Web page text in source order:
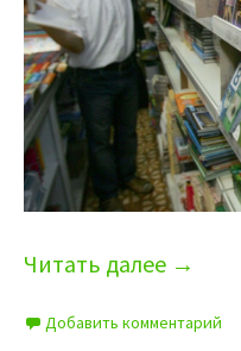
Читать далее →
Добавить комментарий